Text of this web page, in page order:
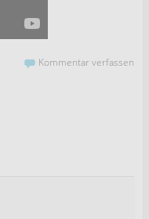
Kommentar verfassen